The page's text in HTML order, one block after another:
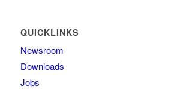
QUICKLINKS
Newsroom
Downloads
Jobs